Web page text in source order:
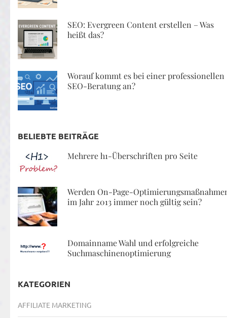
SEO: Evergreen Content erstellen – Was
heißt das?
Worauf kommt es bei einer professionellen
SEO-Beratung an?
BELIEBTE BEITRÄGE
Mehrere h1-Überschriften pro Seite
Werden On-Page-
im Jahr 2013 immer noch gültig sein?
Domainname Wahl und erfolgreiche
Suchmaschinenoptimierung
KATEGORIEN
AFFILIATE MARKETING